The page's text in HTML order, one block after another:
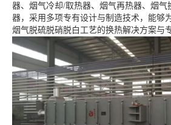
器、烟气冷却/取热器、烟气再热器、烟气
器，采用多项专有设计与制造技术，能够
烟气脱硫脱硝脱白工艺的换热解决方案与